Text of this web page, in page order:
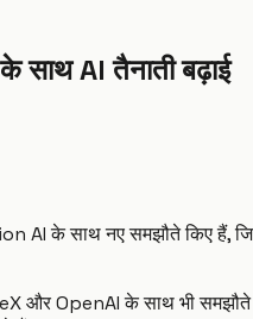
AI तैनाती बढ़ाई
के साथ नए समझौते किए हैं,
OpenAI के साथ भी समझौते